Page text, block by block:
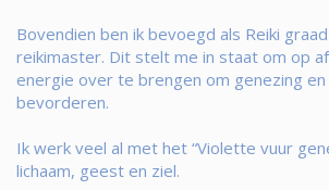
Bovendien ben ik bevoegd als Reiki
reikimaster. Dit stelt me in staat om op
energie over te brengen om genezing
bevorderen.
Ik werk veel al met het “Violette vuur
lichaam, geest en ziel.